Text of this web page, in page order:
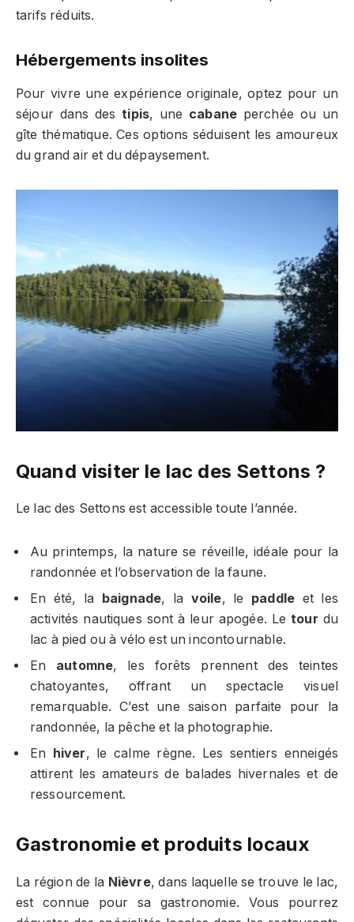
tarifs réduits.
Hébergements insolites
Pour vivre une expérience originale, optez pour un
séjour dans destipis, une cabane perchée ou un
gîte thématique. Ces options séduisent les amoureux
du grand air et du dépaysement.
Quand visiter le lac des Settons ?
Le lac des Settons est accessible toute l’année.
Au printemps, la nature se réveille, idéale pour la
randonnée et l’observation de la faune.
En été, la
baignade, la voile, le paddle et les
activités nautiques sont à leur apogée. Letour du
lac à pied ou à vélo est un incontournable.
En automne, les forêts prennent des teintes
chatoyantes, offrant un spectacle visuel
remarquable. C’est une saison parfaite pour la
randonnée, la pêche et la photographie.
En
hiver, le calme règne. Les sentiers enneigés
attirent les amateurs de balades hivernales et de
ressourcement.
Gastronomie et produits locaux
La région de la Nièvre, dans laquelle se trouve le lac,
est connue pour sa gastronomie. Vous pourrez